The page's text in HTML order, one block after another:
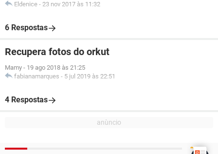
Eldenice - 23 nov 2017 às 11:32
6 Respostas
Recupera fotos do orkut
Mamy - 19 ago 2018 às 21:25
fabianamarques - 5 jul 2019 às 22:51
4 Respostas